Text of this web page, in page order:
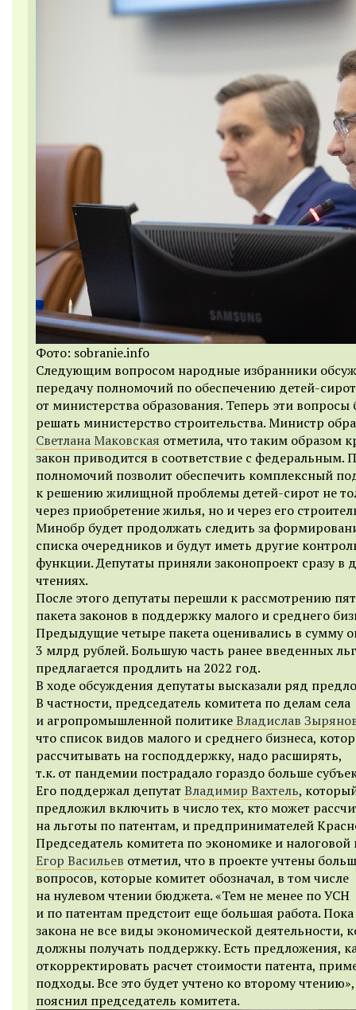
Фото: sobranie.info
Следующим вопросом народные избранники
передачу полномочий по обеспечению детей-
от министерства образования. Теперь эти вопросы
решать министерство строительства. Министр
Светлана Маковская отметила, что таким образом
закон приводится в соответствие с федеральным.
полномочий позволит обеспечить комплексный
к решению жилищной проблемы детей-сирот не
через приобретение жилья, но и через его
Минобр будет продолжать следить за
списка очередников и будут иметь другие
функции. Депутаты приняли законопроект сразу в
чтениях.
После этого депутаты перешли к рассмотрению
пакета законов в поддержку малого и среднего
Предыдущие четыре пакета оценивались в сумму
3 млрд рублей. Большую часть ранее введенных
предлагается продлить на 2022 год.
В ходе обсуждения депутаты высказали ряд
В частности, председатель комитета по делам села
и агропромышленной политикеВладислав
что список видов малого и среднего бизнеса,
рассчитывать на господдержку, надо расширять,
т.к. от пандемии пострадало гораздо больше
Его поддержал депутат Владимир Вахтель,
предложил включить в число тех, кто может
на льготы по патентам, и предпринимателей
Председатель комитета по экономике и налоговой
Егор Васильев отметил, что в проекте учтены
вопросов, которые комитет обозначал, в том числе
на нулевом чтении бюджета. «Тем не менее по УСН
и по патентам предстоит еще большая работа.
закона не все виды экономической деятельности,
должны получать поддержку. Есть предложения,
откорректировать расчет стоимости патента,
подходы. Все это будет учтено ко второму
пояснил председатель комитета.